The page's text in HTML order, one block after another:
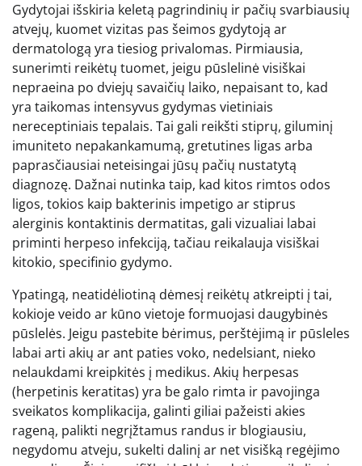
Gydytojai išskiria keletą pagrindinių ir pačių svarbiausių
atvejų, kuomet vizitas pas šeimos gydytoją ar
dermatologą yra tiesiog privalomas. Pirmiausia,
sunerimti reikėtų tuomet, jeigu pūslelinė visiškai
nepraeina po dviejų savaičių laiko, nepaisant to, kad
yra taikomas intensyvus gydymas vietiniais
nereceptiniais tepalais. Tai gali reikšti stiprų, giluminį
imuniteto nepakankamumą, gretutines ligas arba
paprasčiausiai neteisingai jūsų pačių nustatytą
diagnozę. Dažnai nutinka taip, kad kitos rimtos odos
ligos, tokios kaip bakterinis impetigo ar stiprus
alerginis kontaktinis dermatitas, gali vizualiai labai
priminti herpeso infekciją, tačiau reikalauja visiškai
kitokio, specifinio gydymo.
Ypatingą, neatidėliotiną dėmesį reikėtų atkreipti į tai,
kokioje veido ar kūno vietoje formuojasi daugybinės
pūslelės. Jeigu pastebite bėrimus, perštėjimą ir pūsleles
labai arti akių ar ant paties voko, nedelsiant, nieko
nelaukdami kreipkitės į medikus. Akių herpesas
(herpetinis keratitas) yra be galo rimta ir pavojinga
sveikatos komplikacija, galinti giliai pažeisti akies
rageną, palikti negrįžtamus randus ir blogiausiu,
negydomu atveju, sukelti dalinį ar net visišką regėjimo